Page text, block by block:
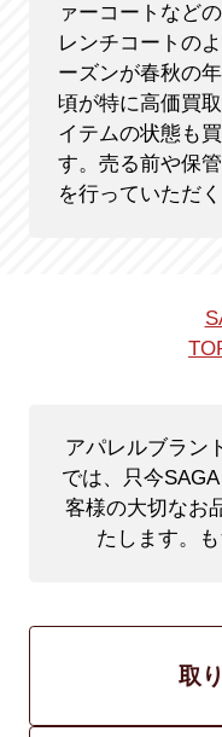
ァーコートなど
レンチコートの
ーズンが春秋の
頃が特に高価買
イテムの状態も
す。売る前や保
を行っていただ
アパレルブラン
では、只今
客様の大切なお
たします。
取